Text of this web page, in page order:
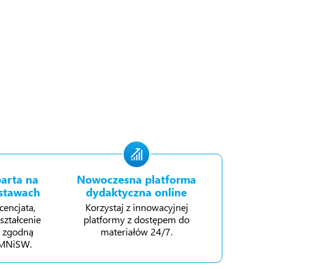
na
Nowoczesna platforma
dydaktyczna online
Korzystaj z innowacyjnej
platformy z dostępem do
materiałów 24/7.